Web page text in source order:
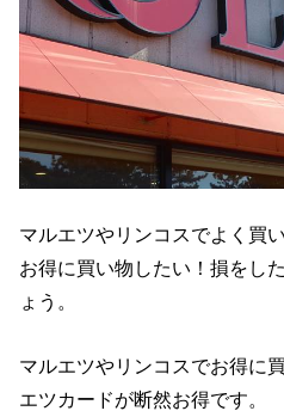
マルエツやリンコスでよく買
お得に買い物したい！損をし
ょう。
マルエツやリンコスでお得に
エツカードが断然お得です。